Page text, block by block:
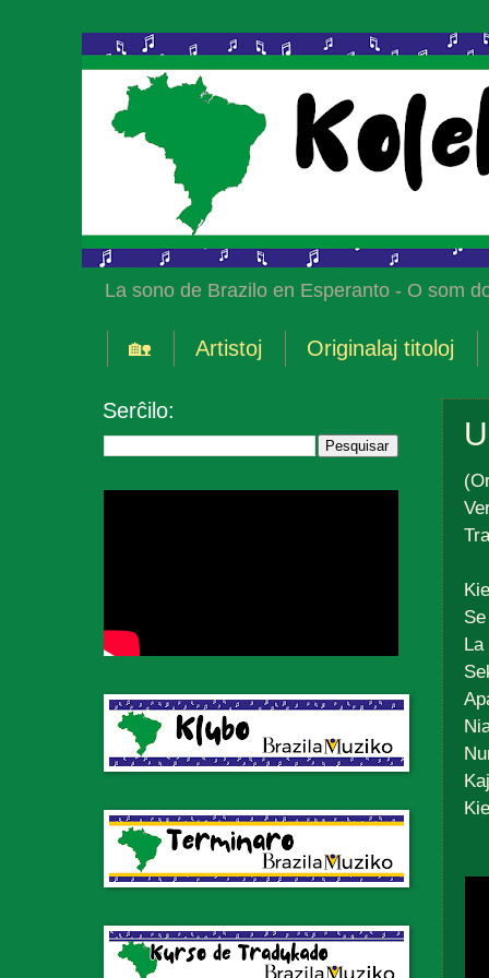
La sono de Brazilo en Esperanto - O som
🏡 Artistoj Originalaj titoloj
Serĉilo: